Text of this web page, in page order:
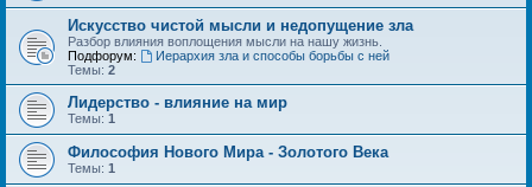
Искусство чистой мысли и недопущение зла
Разбор влияния воплощения мысли на нашу жизнь.
Подфорум:
Иерархия зла и способы борьбы с ней
Темы: 2
Лидерство - влияние на мир
Темы: 1
Философия Нового Мира - Золотого Века
Темы: 1